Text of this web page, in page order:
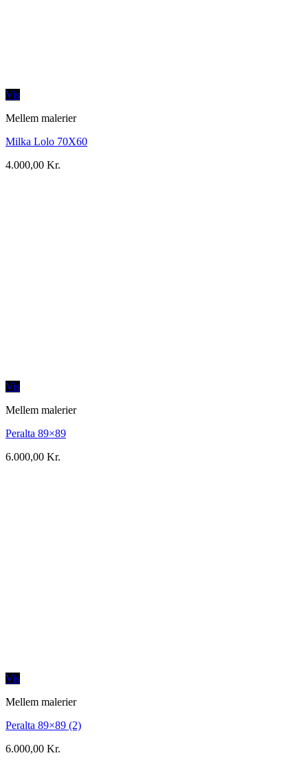
Vis
Mellem malerier
Milka Lolo 70X60
4.000,00 Kr.
Vis
Mellem malerier
Peralta 89×89
6.000,00 Kr.
Vis
Mellem malerier
Peralta 89×89 (2)
6.000,00 Kr.